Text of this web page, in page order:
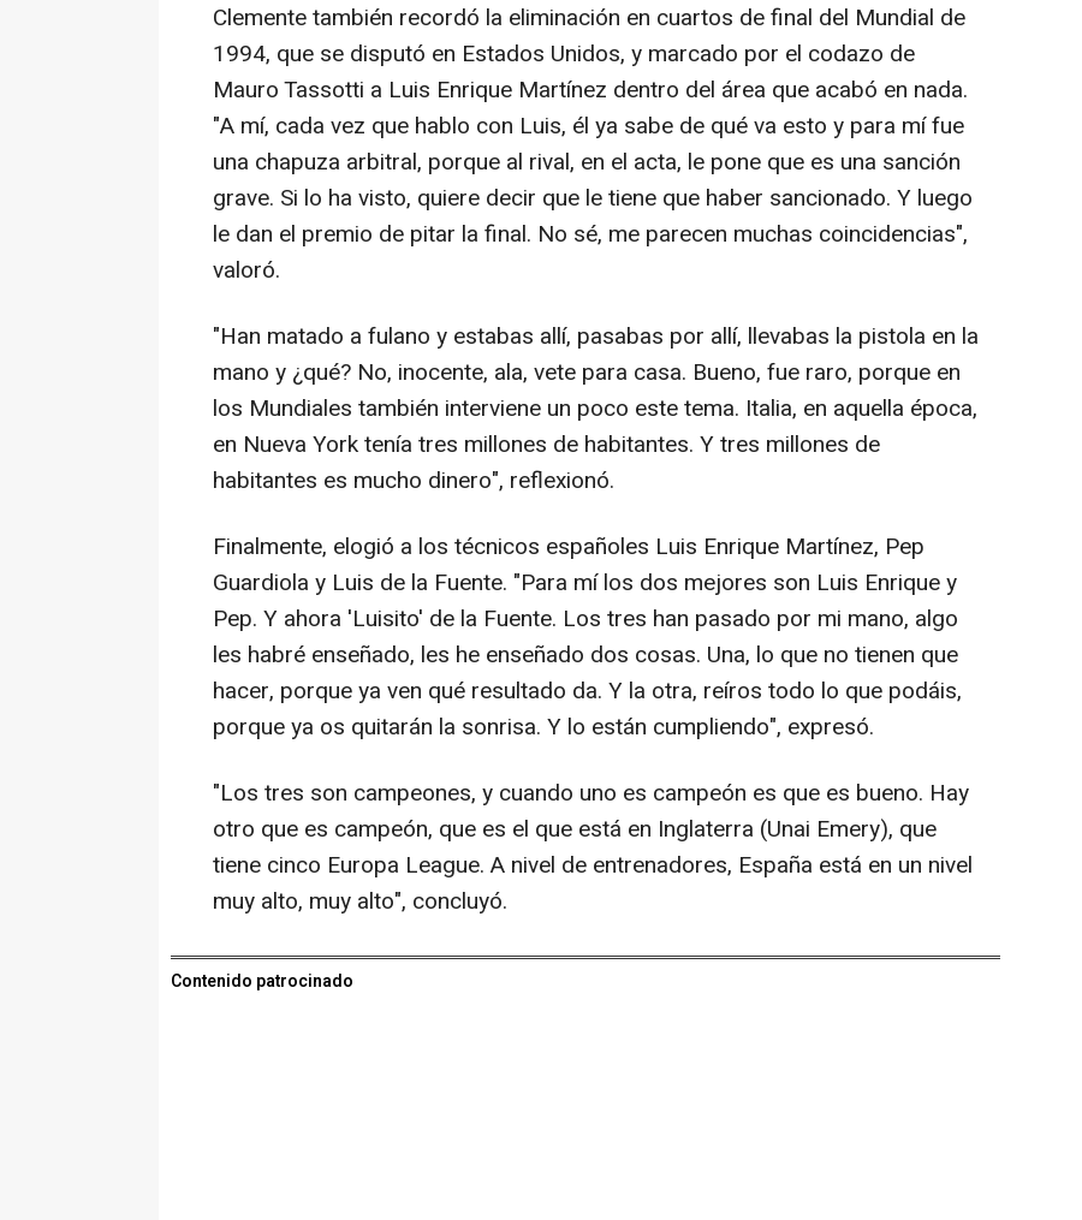
Clemente también recordó la eliminación en cuartos de final del Mundial de
1994, que se disputó en Estados Unidos, y marcado por el codazo de
Mauro Tassotti a Luis Enrique Martínez dentro del área que acabó en nada.
"A mí, cada vez que hablo con Luis, él ya sabe de qué va esto y para mí fue
una chapuza arbitral, porque al rival, en el acta, le pone que es una sanción
grave. Si lo ha visto, quiere decir que le tiene que haber sancionado. Y luego
le dan el premio de pitar la final. No sé, me parecen muchas coincidencias",
valoró.
"Han matado a fulano y estabas allí, pasabas por allí, llevabas la pistola en la
mano y ¿qué? No, inocente, ala, vete para casa. Bueno, fue raro, porque en
los Mundiales también interviene un poco este tema. Italia, en aquella época,
en Nueva York tenía tres millones de habitantes. Y tres millones de
habitantes es mucho dinero", reflexionó.
Finalmente, elogió a los técnicos españoles Luis Enrique Martínez, Pep
Guardiola y Luis de la Fuente. "Para mí los dos mejores son Luis Enrique y
Pep. Y ahora 'Luisito' de la Fuente. Los tres han pasado por mi mano, algo
les habré enseñado, les he enseñado dos cosas. Una, lo que no tienen que
hacer, porque ya ven qué resultado da. Y la otra, reíros todo lo que podáis,
porque ya os quitarán la sonrisa. Y lo están cumpliendo", expresó.
"Los tres son campeones, y cuando uno es campeón es que es bueno. Hay
otro que es campeón, que es el que está en Inglaterra (Unai Emery), que
tiene cinco Europa League. A nivel de entrenadores, España está en un nivel
muy alto, muy alto", concluyó.
Contenido patrocinado